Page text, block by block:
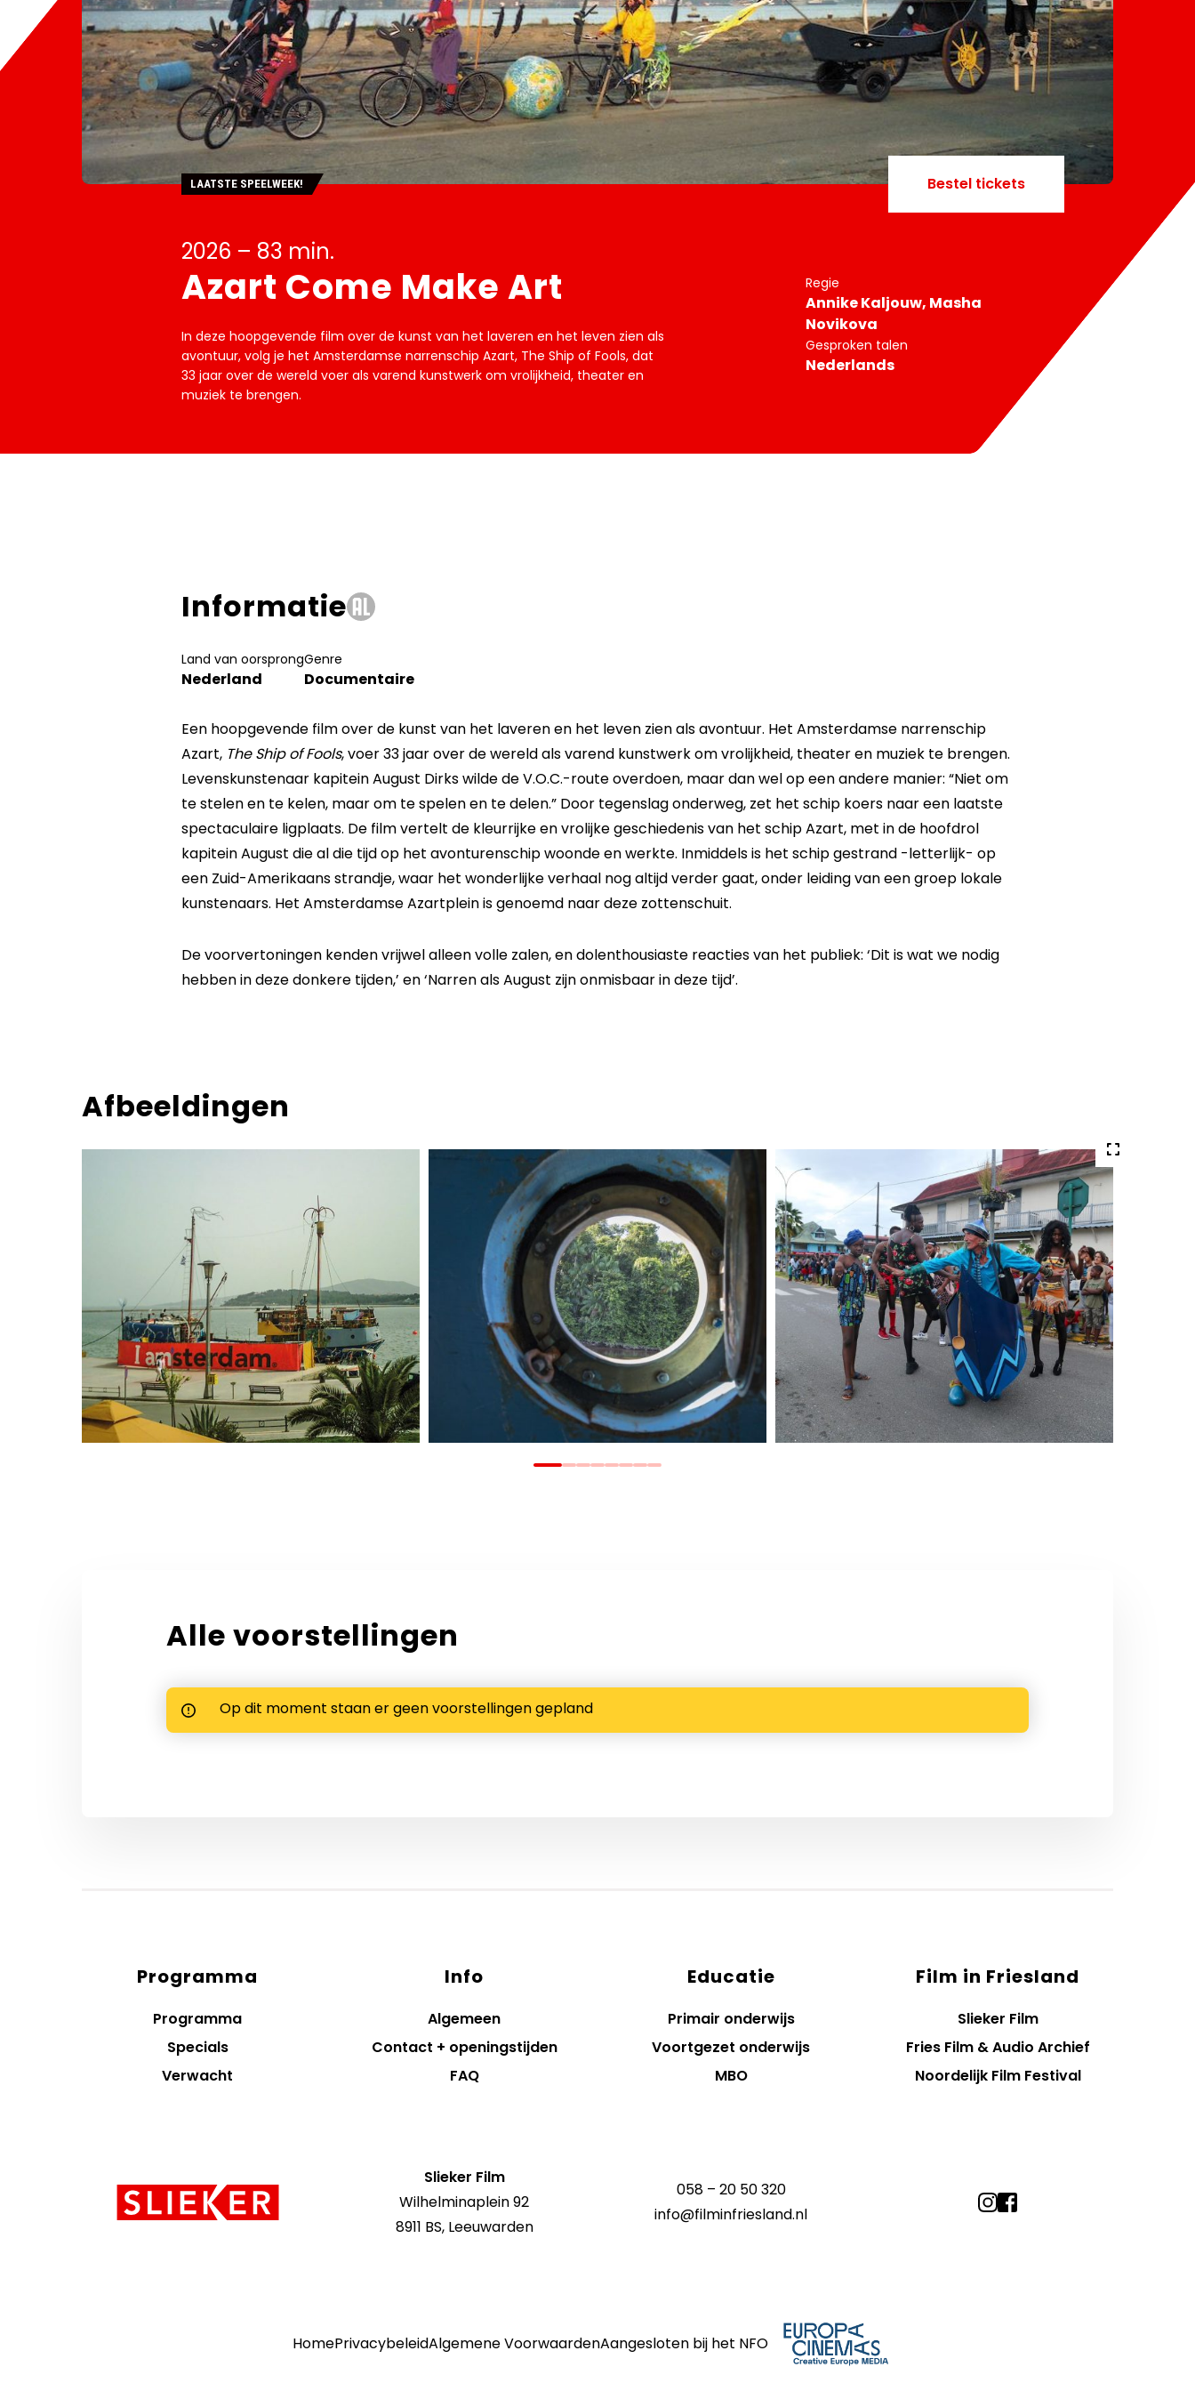
Bestel tickets
2026 – 83 min.
Azart Come Make Art
LAATSTE SPEELWEEK!
In deze hoopgevende film over de kunst van het laveren en het leven zien als
avontuur, volg je het Amsterdamse narrenschip Azart, The Ship of Fools, dat
33 jaar over de wereld voer als varend kunstwerk om vrolijkheid, theater en
muziek te brengen.
Regie
Annike Kaljouw, Masha
Novikova
Gesproken talen
Nederlands
Informatie
Land van oorsprong
Nederland
Genre
Documentaire
Een hoopgevende film over de kunst van het laveren en het leven zien als avontuur. Het Amsterdamse narrenschip
Azart, The Ship of Fools, voer 33 jaar over de wereld als varend kunstwerk om vrolijkheid, theater en muziek te brengen.
Levenskunstenaar kapitein August Dirks wilde de V.O.C.-route overdoen, maar dan wel op een andere manier: “Niet om
te stelen en te kelen, maar om te spelen en te delen.” Door tegenslag onderweg, zet het schip koers naar een laatste
spectaculaire ligplaats. De film vertelt de kleurrijke en vrolijke geschiedenis van het schip Azart, met in de hoofdrol
kapitein August die al die tijd op het avonturenschip woonde en werkte. Inmiddels is het schip gestrand -letterlijk- op
een Zuid-Amerikaans strandje, waar het wonderlijke verhaal nog altijd verder gaat, onder leiding van een groep lokale
kunstenaars. Het Amsterdamse Azartplein is genoemd naar deze zottenschuit.
De voorvertoningen kenden vrijwel alleen volle zalen, en dolenthousiaste reacties van het publiek: ‘Dit is wat we nodig
hebben in deze donkere tijden,’ en ‘Narren als August zijn onmisbaar in deze tijd’.
Afbeeldingen
Volledige
grote
Alle voorstellingen
Op dit moment staan er geen voorstellingen gepland
DienstenProgramma
Programma
Specials
Verwacht
Info
Algemeen
Contact + openingstijden
FAQ
Educatie
Primair onderwijs
Voortgezet onderwijs
MBO
Film in Friesland
Slieker Film
Fries Film & Audio Archief
Noordelijk Film Festival
informatie
Slieker Film
Wilhelminaplein 92
8911 BS, Leeuwarden
058 – 20 50 320
info@filminfriesland.nl
HomePrivacybeleidAlgemene VoorwaardenAangesloten bij het NFO